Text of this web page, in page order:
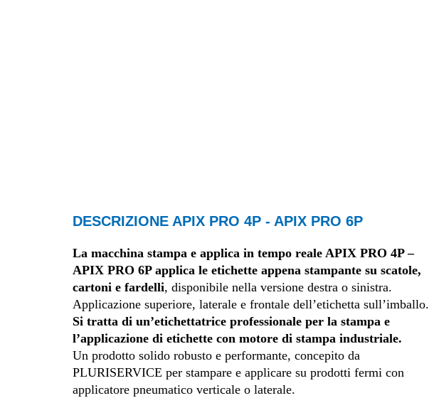
DESCRIZIONE APIX PRO 4P - APIX PRO 6P
La macchina stampa e applica in tempo reale APIX PRO 4P –
APIX PRO 6P applica le etichette appena stampante su scatole,
cartoni e fardelli, disponibile nella versione destra o sinistra.
Applicazione superiore, laterale e frontale dell’etichetta sull’imballo.
Si tratta di un’etichettatrice professionale per la stampa e
l’applicazione di etichette con motore di stampa industriale.
Un prodotto solido robusto e performante, concepito da
PLURISERVICE per stampare e applicare su prodotti fermi con
applicatore pneumatico verticale o laterale.